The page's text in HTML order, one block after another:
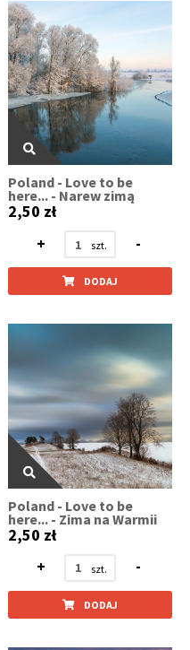
Poland - Love to be
here... - Narew zimą
2,50 zł
+
-
DODAJ
Poland - Love to be
here... - Zima na Warmii
2,50 zł
+
-
DODAJ